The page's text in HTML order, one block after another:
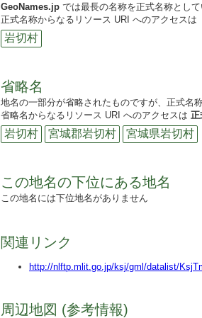
GeoNames.jp では最長の名称を正式名称とし
正式名称からなるリソース URI へのアクセスは
岩切村
省略名
地名の一部分が省略されたものですが、正式名
省略名からなるリソース URI へのアクセスは 正
岩切村 宮城郡岩切村 宮城県岩切村
この地名の下位にある地名
この地名には下位地名がありません
関連リンク
http://nlftp.mlit.go.jp/ksj/gml/datalist/
周辺地図 (参考情報)